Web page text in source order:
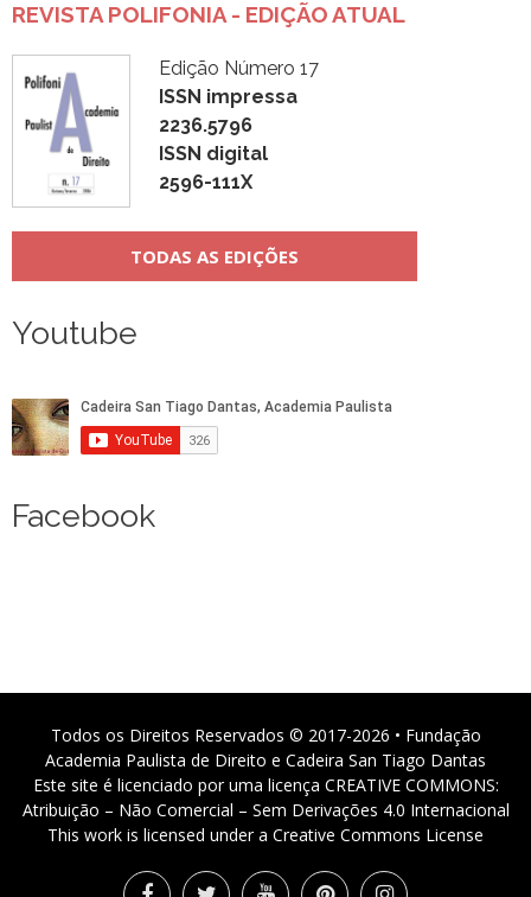
REVISTA POLIFONIA - EDIÇÃO ATUAL
Edição Número 17
ISSN impressa
2236.5796
ISSN digital
2596-111X
TODAS AS EDIÇÕES
Youtube
Facebook
Todos os Direitos Reservados © 2017-2026 • Fundação
Academia Paulista de Direito e Cadeira San Tiago Dantas
Este site é licenciado por uma licença CREATIVE COMMONS:
Atribuição – Não Comercial – Sem Derivações 4.0 Internacional
This work is licensed under a Creative Commons License